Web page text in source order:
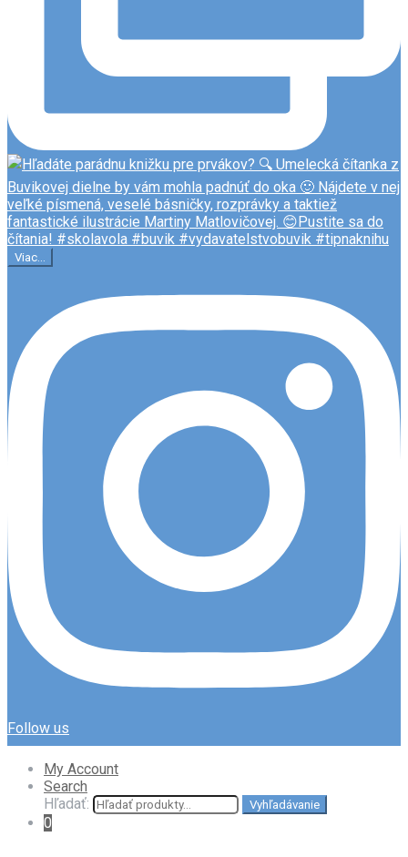
Viac...
Follow us
My Account
Search
Hľadať:
Vyhľadávanie
0